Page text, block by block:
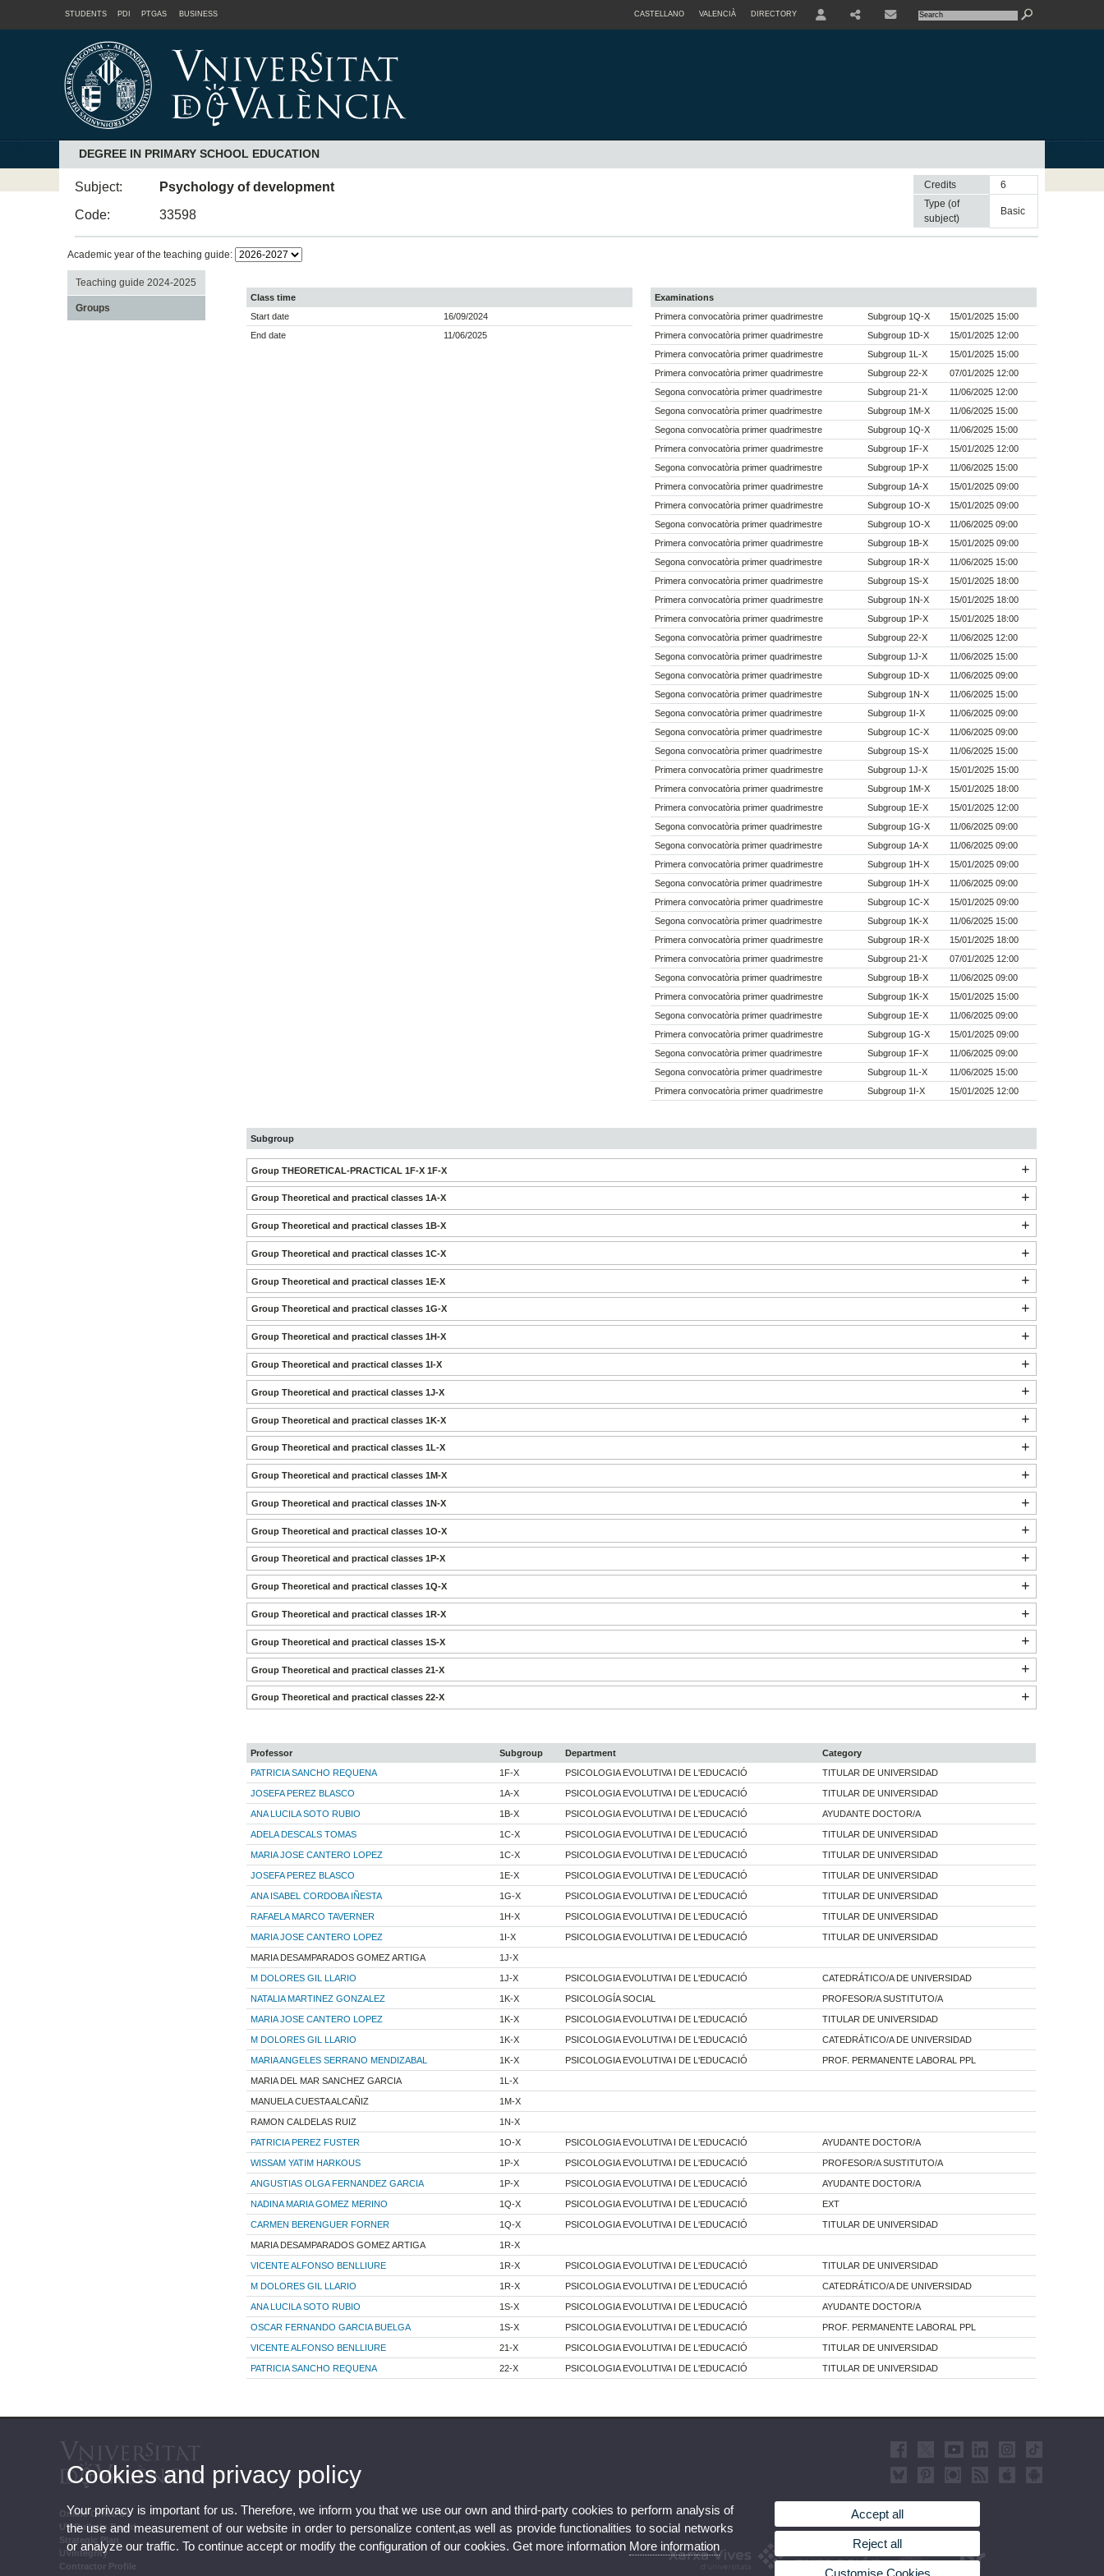
STUDENTS PDI PTGAS BUSINESS CASTELLANO VALENCIÀ DIRECTORY
DEGREE IN PRIMARY SCHOOL EDUCATION
Subject:
Psychology of development
Code:
33598
Credits
6
Type (of
subject)
basic
Academic year of the teaching guide:
Teaching guide 2024-2025
Groups
Class time
Start date
16/09/2024
End date
11/06/2025
Examinations
Primera convocatòria primer quadrimestre
Subgroup 1Q-X
15/01/2025 15:00
Primera convocatòria primer quadrimestre
Subgroup 1D-X
15/01/2025 12:00
Primera convocatòria primer quadrimestre
Subgroup 1L-X
15/01/2025 15:00
Primera convocatòria primer quadrimestre
Subgroup 22-X
07/01/2025 12:00
Segona convocatòria primer quadrimestre
Subgroup 21-X
11/06/2025 12:00
Segona convocatòria primer quadrimestre
Subgroup 1M-X
11/06/2025 15:00
Segona convocatòria primer quadrimestre
Subgroup 1Q-X
11/06/2025 15:00
Primera convocatòria primer quadrimestre
Subgroup 1F-X
15/01/2025 12:00
Segona convocatòria primer quadrimestre
Subgroup 1P-X
11/06/2025 15:00
Primera convocatòria primer quadrimestre
Subgroup 1A-X
15/01/2025 09:00
Primera convocatòria primer quadrimestre
Subgroup 1O-X
15/01/2025 09:00
Segona convocatòria primer quadrimestre
Subgroup 1O-X
11/06/2025 09:00
Primera convocatòria primer quadrimestre
Subgroup 1B-X
15/01/2025 09:00
Segona convocatòria primer quadrimestre
Subgroup 1R-X
11/06/2025 15:00
Primera convocatòria primer quadrimestre
Subgroup 1S-X
15/01/2025 18:00
Primera convocatòria primer quadrimestre
Subgroup 1N-X
15/01/2025 18:00
Primera convocatòria primer quadrimestre
Subgroup 1P-X
15/01/2025 18:00
Segona convocatòria primer quadrimestre
Subgroup 22-X
11/06/2025 12:00
Segona convocatòria primer quadrimestre
Subgroup 1J-X
11/06/2025 15:00
Segona convocatòria primer quadrimestre
Subgroup 1D-X
11/06/2025 09:00
Segona convocatòria primer quadrimestre
Subgroup 1N-X
11/06/2025 15:00
Segona convocatòria primer quadrimestre
Subgroup 1I-X
11/06/2025 09:00
Segona convocatòria primer quadrimestre
Subgroup 1C-X
11/06/2025 09:00
Segona convocatòria primer quadrimestre
Subgroup 1S-X
11/06/2025 15:00
Primera convocatòria primer quadrimestre
Subgroup 1J-X
15/01/2025 15:00
Primera convocatòria primer quadrimestre
Subgroup 1M-X
15/01/2025 18:00
Primera convocatòria primer quadrimestre
Subgroup 1E-X
15/01/2025 12:00
Segona convocatòria primer quadrimestre
Subgroup 1G-X
11/06/2025 09:00
Segona convocatòria primer quadrimestre
Subgroup 1A-X
11/06/2025 09:00
Primera convocatòria primer quadrimestre
Subgroup 1H-X
15/01/2025 09:00
Segona convocatòria primer quadrimestre
Subgroup 1H-X
11/06/2025 09:00
Primera convocatòria primer quadrimestre
Subgroup 1C-X
15/01/2025 09:00
Segona convocatòria primer quadrimestre
Subgroup 1K-X
11/06/2025 15:00
Primera convocatòria primer quadrimestre
Subgroup 1R-X
15/01/2025 18:00
Primera convocatòria primer quadrimestre
Subgroup 21-X
07/01/2025 12:00
Segona convocatòria primer quadrimestre
Subgroup 1B-X
11/06/2025 09:00
Primera convocatòria primer quadrimestre
Subgroup 1K-X
15/01/2025 15:00
Segona convocatòria primer quadrimestre
Subgroup 1E-X
11/06/2025 09:00
Primera convocatòria primer quadrimestre
Subgroup 1G-X
15/01/2025 09:00
Segona convocatòria primer quadrimestre
Subgroup 1F-X
11/06/2025 09:00
Segona convocatòria primer quadrimestre
Subgroup 1L-X
11/06/2025 15:00
Primera convocatòria primer quadrimestre
Subgroup 1I-X 15/01/2025 12:00
Subgroup
Group THEORETICAL-PRACTICAL 1F-X 1F-X
Group Theoretical and practical classes 1A-X
Group Theoretical and practical classes 1B-X
Group Theoretical and practical classes 1C-X
Group Theoretical and practical classes 1E-X
Group Theoretical and practical classes 1G-X
Group Theoretical and practical classes 1H-X
Group Theoretical and practical classes 1I-X
Group Theoretical and practical classes 1J-X
Group Theoretical and practical classes 1K-X
Group Theoretical and practical classes 1L-X
Group Theoretical and practical classes 1M-X
Group Theoretical and practical classes 1N-X
Group Theoretical and practical classes 1O-X
Group Theoretical and practical classes 1P-X
Group Theoretical and practical classes 1Q-X
Group Theoretical and practical classes 1R-X
Group Theoretical and practical classes 1S-X
Group Theoretical and practical classes 21-X
Group Theoretical and practical classes 22-X
Professor Subgroup Department
Category
PATRICIA SANCHO REQUENA
1F-X PSICOLOGIA EVOLUTIVA I DE L'EDUCACIÓ TITULAR DE UNIVERSIDAD
JOSEFA PEREZ BLASCO 1A-X PSICOLOGIA EVOLUTIVA I DE L'EDUCACIÓ TITULAR DE UNIVERSIDAD
ANA LUCILA SOTO RUBIO 1B-X PSICOLOGIA EVOLUTIVA I DE L'EDUCACIÓ AYUDANTE DOCTOR/A
ADELA DESCALS TOMAS 1C-X PSICOLOGIA EVOLUTIVA I DE L'EDUCACIÓ TITULAR DE UNIVERSIDAD
MARIA JOSE CANTERO LOPEZ 1C-X PSICOLOGIA EVOLUTIVA I DE L'EDUCACIÓ TITULAR DE UNIVERSIDAD
JOSEFA PEREZ BLASCO 1E-X PSICOLOGIA EVOLUTIVA I DE L'EDUCACIÓ TITULAR DE UNIVERSIDAD
ANA ISABEL CORDOBA IÑESTA 1G-X PSICOLOGIA EVOLUTIVA I DE L'EDUCACIÓ TITULAR DE UNIVERSIDAD
RAFAELA MARCO TAVERNER 1H-X PSICOLOGIA EVOLUTIVA I DE L'EDUCACIÓ TITULAR DE UNIVERSIDAD
MARIA JOSE CANTERO LOPEZ 1I-X PSICOLOGIA EVOLUTIVA I DE L'EDUCACIÓ TITULAR DE UNIVERSIDAD
MARIA DESAMPARADOS GOMEZ ARTIGA 1J-X
M DOLORES GIL LLARIO 1J-X PSICOLOGIA EVOLUTIVA I DE L'EDUCACIÓ CATEDRÁTICO/A DE UNIVERSIDAD
NATALIA MARTINEZ GONZALEZ 1K-X PSICOLOGÍA SOCIAL PROFESOR/A SUSTITUTO/A
MARIA JOSE CANTERO LOPEZ 1K-X PSICOLOGIA EVOLUTIVA I DE L'EDUCACIÓ TITULAR DE UNIVERSIDAD
M DOLORES GIL LLARIO 1K-X PSICOLOGIA EVOLUTIVA I DE L'EDUCACIÓ CATEDRÁTICO/A DE UNIVERSIDAD
MARIA ANGELES SERRANO MENDIZABAL 1K-X PSICOLOGIA EVOLUTIVA I DE L'EDUCACIÓ PROF. PERMANENTE LABORAL PPL
MARIA DEL MAR SANCHEZ GARCIA 1L-X
MANUELA CUESTA ALCAÑIZ 1M-X
RAMON CALDELAS RUIZ 1N-X
PATRICIA PEREZ FUSTER 1O-X PSICOLOGIA EVOLUTIVA I DE L'EDUCACIÓ AYUDANTE DOCTOR/A
WISSAM YATIM HARKOUS 1P-X PSICOLOGIA EVOLUTIVA I DE L'EDUCACIÓ PROFESOR/A SUSTITUTO/A
ANGUSTIAS OLGA FERNANDEZ GARCIA 1P-X PSICOLOGIA EVOLUTIVA I DE L'EDUCACIÓ AYUDANTE DOCTOR/A
NADINA MARIA GOMEZ MERINO 1Q-X PSICOLOGIA EVOLUTIVA I DE L'EDUCACIÓ EXT
CARMEN BERENGUER FORNER 1Q-X PSICOLOGIA EVOLUTIVA I DE L'EDUCACIÓ TITULAR DE UNIVERSIDAD
MARIA DESAMPARADOS GOMEZ ARTIGA 1R-X
VICENTE ALFONSO BENLLIURE 1R-X PSICOLOGIA EVOLUTIVA I DE L'EDUCACIÓ TITULAR DE UNIVERSIDAD
M DOLORES GIL LLARIO 1R-X PSICOLOGIA EVOLUTIVA I DE L'EDUCACIÓ CATEDRÁTICO/A DE UNIVERSIDAD
ANA LUCILA SOTO RUBIO 1S-X PSICOLOGIA EVOLUTIVA I DE L'EDUCACIÓ AYUDANTE DOCTOR/A
OSCAR FERNANDO GARCIA BUELGA 1S-X PSICOLOGIA EVOLUTIVA I DE L'EDUCACIÓ PROF. PERMANENTE LABORAL PPL
VICENTE ALFONSO BENLLIURE 21-X PSICOLOGIA EVOLUTIVA I DE L'EDUCACIÓ TITULAR DE UNIVERSIDAD
PATRICIA SANCHO REQUENA 22-X PSICOLOGIA EVOLUTIVA I DE L'EDUCACIÓ TITULAR DE UNIVERSIDAD
Online Office UV
UV Bulletin Board
Strategic Plan
UVintegrity
Contractor Profile
Cookies and privacy policy
Your privacy is important for us. Therefore, we inform you that we use our own and third-party cookies to perform analysis of
the use and measurement of our website in order to personalize content,as well as provide functionalities to social networks
or analyze our traffic. To continue accept or modify the configuration of our cookies. Get more information More information
Accept all
Reject all
Customise Cookies